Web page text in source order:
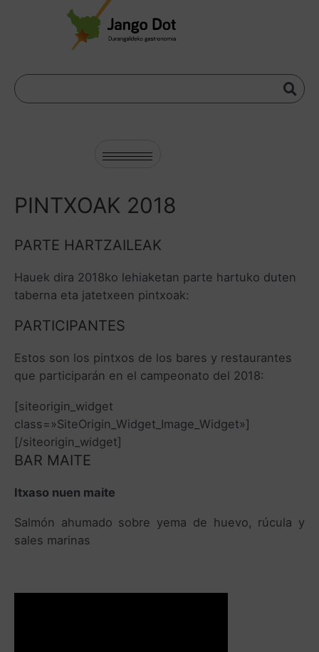
PINTXOAK 2018
PARTE HARTZAILEAK
Hauek dira 2018ko lehiaketan parte hartuko duten
taberna eta jatetxeen pintxoak:
PARTICIPANTES
Estos son los pintxos de los bares y restaurantes
que participarán en el campeonato del 2018:
[siteorigin_widget
class=»SiteOrigin_Widget_Image_Widget»]
[/siteorigin_widget]
BAR MAITE
Itxaso nuen maite
Salmón ahumado sobre yema de huevo, rúcula y
sales marinas